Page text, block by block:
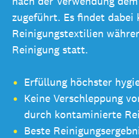
zugeführt. Es findet dabei
Reinigungstextilien
Reinigung statt.
Erfüllung höchster
Keine Verschleppung
durch kontaminierte
Beste